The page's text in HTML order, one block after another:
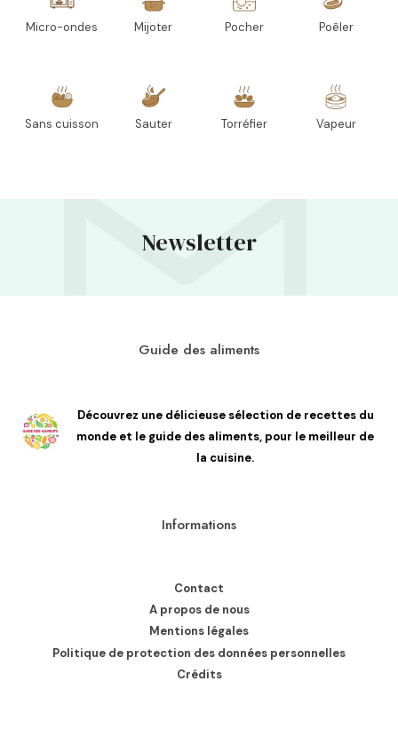
Micro-ondes Mijoter Pocher Poêler
Sans cuisson Sauter Torréfier Vapeur
Newsletter
Guide des aliments
Découvrez une délicieuse sélection de recettes du
monde et le guide des aliments, pour le meilleur de
la cuisine.
Informations
Contact
A propos de nous
Mentions légales
Politique de protection des données personnelles
Crédits